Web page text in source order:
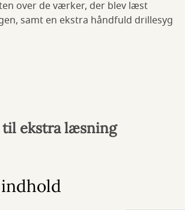
over de værker, der blev læst
samt en ekstra håndfuld drillesyg
ekstra læsning